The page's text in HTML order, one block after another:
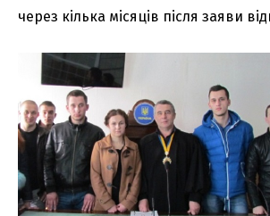
через кілька місяців після заяви